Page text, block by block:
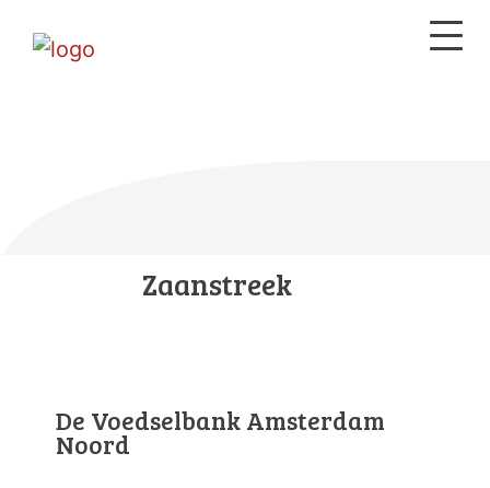
Zaanstreek
De Voedselbank Amsterdam
Noord